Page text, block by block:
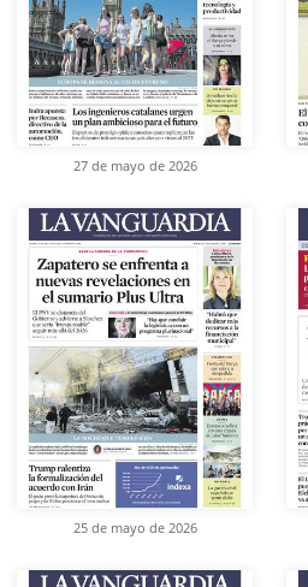
27 de mayo de 2026
25 de mayo de 2026